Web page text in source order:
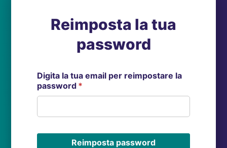
Reimposta la tua
password
Digita la tua email per reimpostare la
password *
Reimposta password